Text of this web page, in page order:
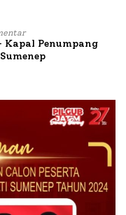
Kapal Penumpang